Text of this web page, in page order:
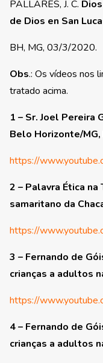
PALLARES, J. C.
de Dios en San
BH, MG, 03/3/2020.
Obs.: Os vídeos nos
tratado acima.
1 – Sr. Joel Pereira
Belo Horizonte/
https://
2 – Palavra Ética na
samaritano da
https://
3 – Fernando de
crianças a adultos
https://
4 – Fernando de
crianças a adultos